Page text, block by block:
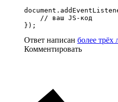
    // ваш JS-код
});
Ответ написан более трёх
Комментировать